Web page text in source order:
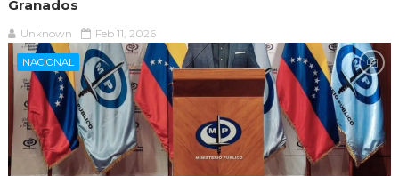
Granados
Unknown Feb 11, 2026
NACIONAL